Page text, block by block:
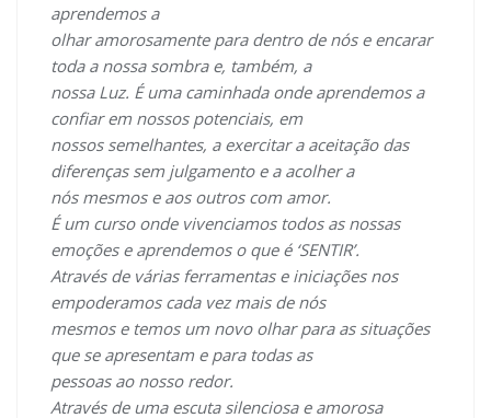
aprendemos a
olhar amorosamente para dentro de nós e encarar
toda a nossa sombra e, também, a
nossa Luz. É uma caminhada onde aprendemos a
confiar em nossos potenciais, em
nossos semelhantes, a exercitar a aceitação das
diferenças sem julgamento e a acolher a
nós mesmos e aos outros com amor.
É um curso onde vivenciamos todos as nossas
emoções e aprendemos o que é ‘SENTIR’.
Através de várias ferramentas e iniciações nos
empoderamos cada vez mais de nós
mesmos e temos um novo olhar para as situações
que se apresentam e para todas as
pessoas ao nosso redor.
Através de uma escuta silenciosa e amorosa